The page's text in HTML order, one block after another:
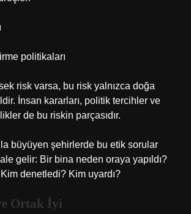
politikaları
risk varsa, bu risk yalnızca doğa
İnsan kararları, politik tercihler ve
de bu riskin parçasıdır.
büyüyen şehirlerde bu etik sorular
gelir: Bir bina neden oraya yapıldı?
denetledi? Kim uyardı?
Ortak İyi